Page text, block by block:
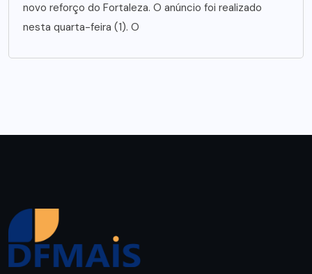
novo reforço do Fortaleza. O anúncio foi realizado
nesta quarta-feira (1). O